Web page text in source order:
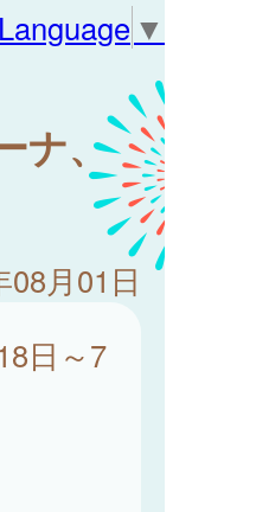
▼
ナ、
08月01日
日～7